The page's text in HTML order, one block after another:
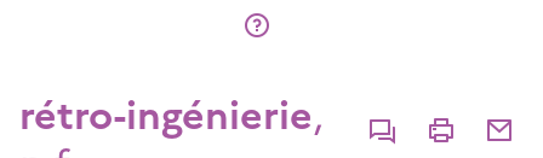
rétro-ingénierie,
CommenterImprimer